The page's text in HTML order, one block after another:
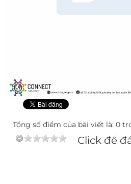
Tổng số điểm của bài viết là: 0
Click để